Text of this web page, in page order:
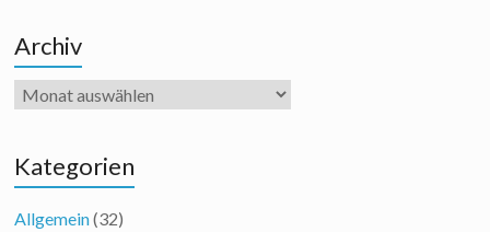
Archiv
Archiv
Kategorien
Allgemein(32)